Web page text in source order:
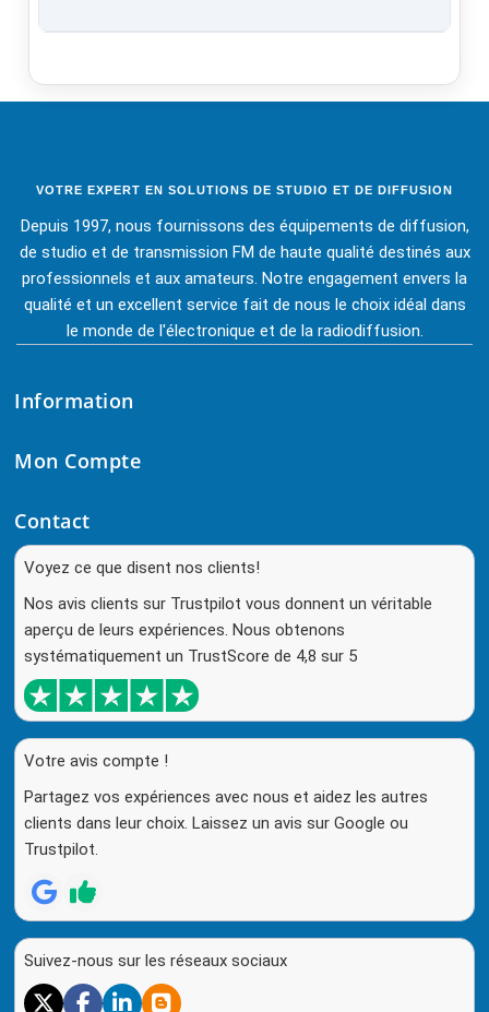
VOTRE EXPERT EN SOLUTIONS DE STUDIO ET DE DIFFUSION
Depuis 1997, nous fournissons des équipements de diffusion,
de studio et de transmission FM de haute qualité destinés aux
professionnels et aux amateurs. Notre engagement envers la
qualité et un excellent service fait de nous le choix idéal dans
le monde de l'électronique et de la radiodiffusion.
Information
Mon Compte
Contact
Voyez ce que disent nos clients!
Nos avis clients sur Trustpilot vous donnent un véritable
aperçu de leurs expériences. Nous obtenons
systématiquement un TrustScore de 4,8 sur 5
Votre avis compte !
Partagez vos expériences avec nous et aidez les autres
clients dans leur choix. Laissez un avis sur Google ou
Trustpilot.
Suivez-nous sur les réseaux sociaux